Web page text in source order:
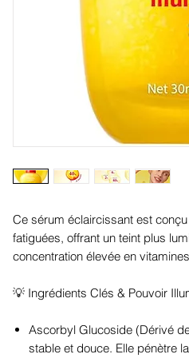
Ce sérum éclaircissant est
fatiguées, offrant un teint plus
concentration élevée en
💡 Ingrédients Clés & Pouvoir
Ascorbyl Glucoside (Dérivé
stable et douce. Elle pénètre